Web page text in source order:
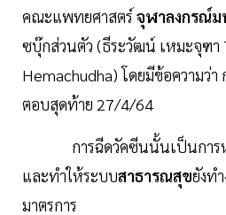
คณะแพทยศาสตร์ จุฬาลงกรณ์
ซบุ๊กส่วนตัว (ธีระวัฒน์ เหมะจุฑา
Hemachudha) โดยมีข้อความว่า
ตอบสุดท้าย 27/4/64
การฉีดวัคซีนนั้นเป็นการหน่
และทำให้ระบบสาธารณสุขยังท
มาตรการ